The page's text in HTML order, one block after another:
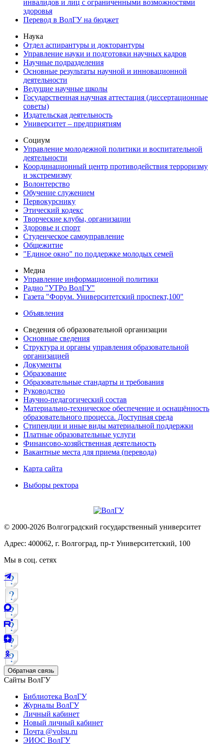
инвалидов и лиц с ограниченными возможностями
здоровья
Перевод в ВолГУ на бюджет
Наука
Отдел аспирантуры и докторантуры
Управление науки и подготовки научных кадров
Научные подразделения
Основные результаты научной и инновационной
деятельности
Ведущие научные школы
Государственная научная аттестация (диссертационные
советы)
Издательская деятельность
Университет – предприятиям
Социум
Управление молодежной политики и воспитательной
деятельности
Координационный центр противодействия терроризму
и экстремизму
Волонтерство
Обучение служением
Первокурснику
Этический кодекс
Творческие клубы, организации
Здоровье и спорт
Студенческое самоуправление
Общежитие
"Единое окно" по поддержке молодых семей
Медиа
Управление информационной политики
Радио "УТРо ВолГУ"
Газета "Форум. Университетский проспект,100"
Объявления
Сведения об образовательной организации
Основные сведения
Структура и органы управления образовательной
организацией
Документы
Образование
Образовательные стандарты и требования
Руководство
Научно-педагогический состав
Материально-техническое обеспечение и оснащённость
образовательного процесса. Доступная среда
Стипендии и иные виды материальной поддержки
Платные образовательные услуги
Финансово-хозяйственная деятельность
Вакантные места для приема (перевода)
Карта сайта
Выборы ректора
© 2000-2026 Волгоградский государственный университет
Адрес: 400062, г. Волгоград, пр-т Университетский, 100
Мы в соц. сетях
Обратная связь
Сайты ВолГУ
Библиотека ВолГУ
Журналы ВолГУ
Личный кабинет
Новый личный кабинет
Почта @volsu.ru
ЭИОС ВолГУ